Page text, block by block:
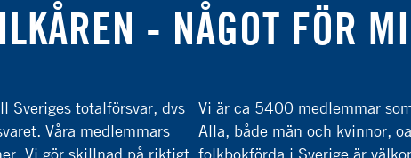
- NÅGOT FÖR
Sveriges totalförsvar, dvs
Våra medlemmars
Vi gör skillnad på riktigt
Vi är ca 5400 medlemmar
Alla, både män och kvinnor,
folkbokförda i Sverige är